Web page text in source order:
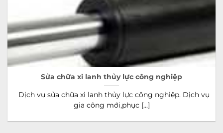
Sửa chữa xi lanh thủy lực công nghiệp
Dịch vụ sửa chữa xi lanh thủy lực công nghiệp. Dịch vụ
gia công mới,phục [...]